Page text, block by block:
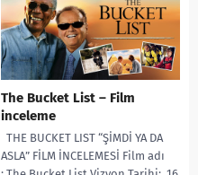
çocuk...
The Bucket List – Film
inceleme
THE BUCKET LIST “ŞİMDİ YA DA
ASLA” FİLM İNCELEMESİ Film adı